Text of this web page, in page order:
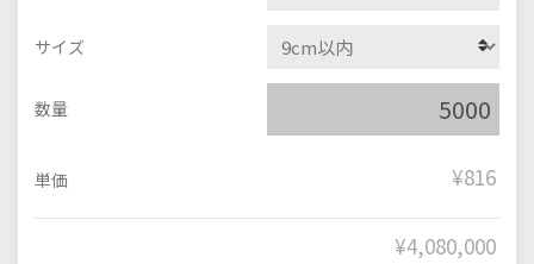
サイズ
数量
単価 ¥816
¥4,080,000